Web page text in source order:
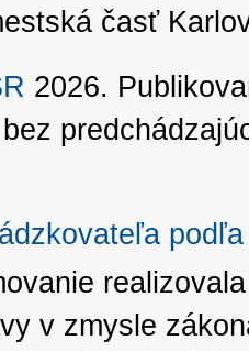
časť
2026.
v zmysle